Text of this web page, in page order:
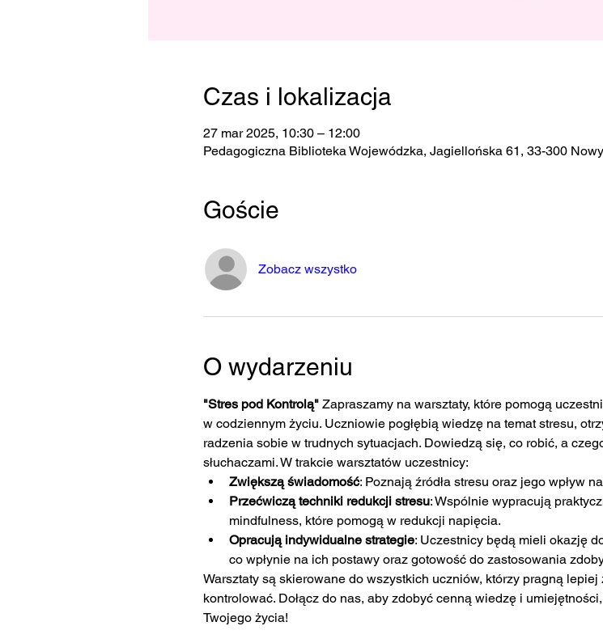
Czas i lokalizacja
27 mar 2025, 10:30 – 12:00
Pedagogiczna Biblioteka Wojewódzka, Jagiellońska 61, 33-300
Goście
Zobacz wszystko
O wydarzeniu
"Stres pod Kontrolą" Zapraszamy na warsztaty, które pomogą
w codziennym życiu. Uczniowie pogłębią wiedzę na temat stresu,
radzenia sobie w trudnych sytuacjach. Dowiedzą się, co robić, a
słuchaczami. W trakcie warsztatów uczestnicy:
Zwiększą świadomość: Poznają źródła stresu oraz jego wpływ
Przećwiczą techniki redukcji stresu: Wspólnie wypracują
mindfulness, które pomogą w redukcji napięcia.
Opracują indywidualne strategie: Uczestnicy będą mieli okazję
co wpłynie na ich postawy oraz gotowość do zastosowania
Warsztaty są skierowane do wszystkich uczniów, którzy pragną
kontrolować. Dołącz do nas, aby zdobyć cenną wiedzę i
Twojego życia!